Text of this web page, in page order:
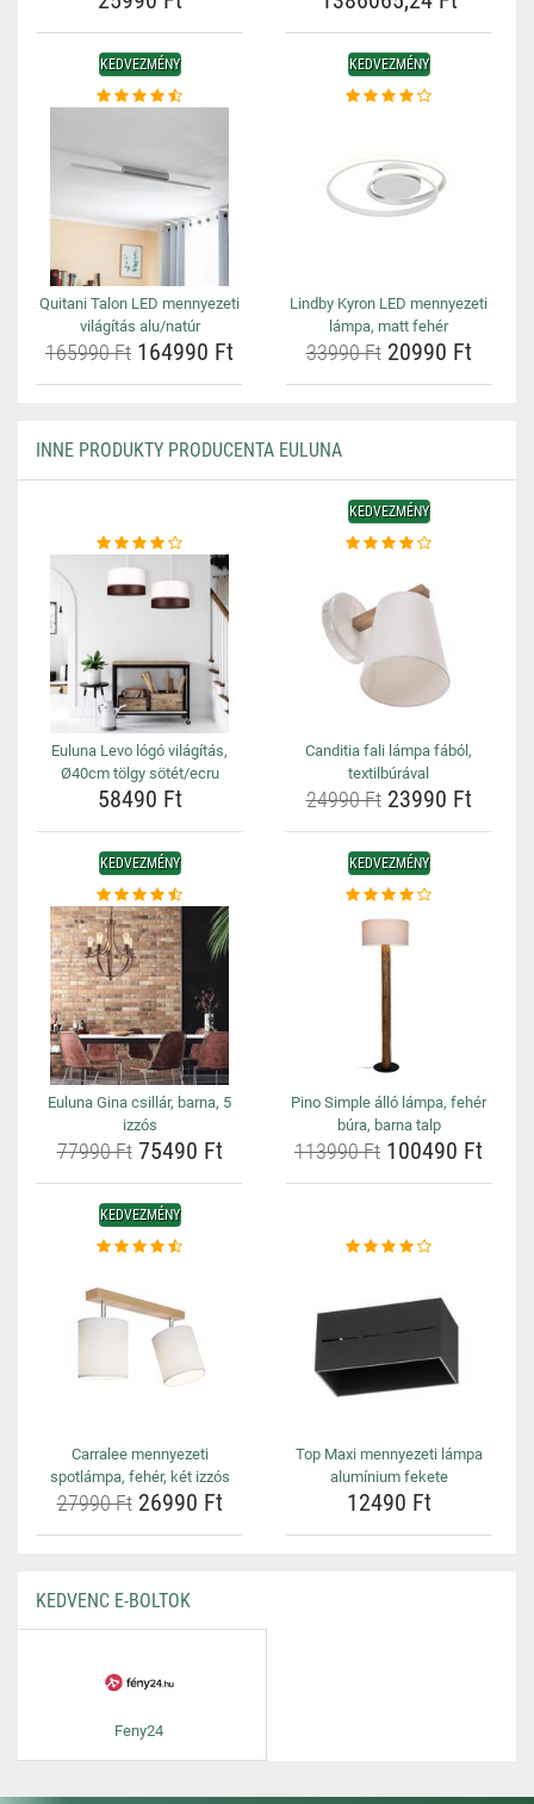
KEDVEZMÉNY
Quitani Talon LED mennyezeti
világítás alu/natúr
165990 Ft 164990 Ft
KEDVEZMÉNY
Lindby Kyron LED mennyezeti
lámpa, matt fehér
33990 Ft20990 Ft
INNE PRODUKTY PRODUCENTA EULUNA
Euluna Levo lógó világítás,
Ø40cm tölgy sötét/ecru
58490 Ft
KEDVEZMÉNY
Canditia fali lámpa fából,
textilbúrával
24990 Ft23990 Ft
KEDVEZMÉNY
Euluna Gina csillár, barna, 5
izzós
77990 Ft75490 Ft
KEDVEZMÉNY
Pino Simple álló lámpa, fehér
búra, barna talp
113990 Ft 100490 Ft
KEDVEZMÉNY
Carralee mennyezeti
spotlámpa, fehér, két izzós
27990 Ft26990 Ft
Top Maxi mennyezeti lámpa
alumínium fekete
12490 Ft
KEDVENC E-BOLTOK
Feny24